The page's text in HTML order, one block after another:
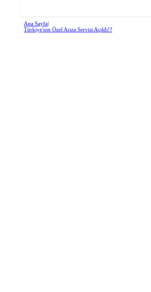
Ana Sayfa|
Türkiye'nin Özel Arıza Servisi Açıldı!?